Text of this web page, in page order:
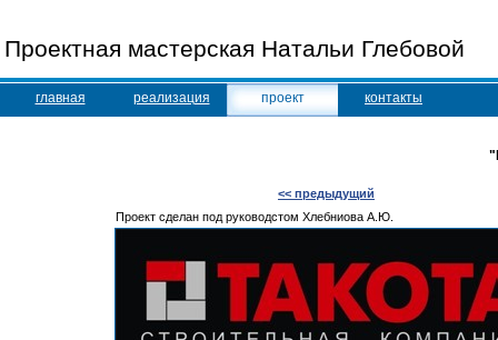
Проектная мастерская Натальи Глебовой
главная реализация проект контакты
<< предыдущий
Проект сделан под руководстом Хлебниова А.Ю.